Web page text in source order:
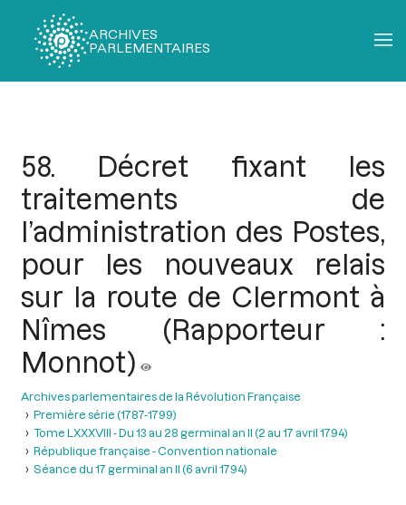
ARCHIVES
PARLEMENTAIRES
58. Décret fixant les
traitements de
l’administration des Postes,
pour les nouveaux relais
sur la route de Clermont à
Nîmes (Rapporteur :
Monnot)
Archives parlementaires de la Révolution Française
Première série (1787-1799)
Tome LXXXVIII - Du 13 au 28 germinal an II (2 au 17 avril 1794)
République française - Convention nationale
Séance du 17 germinal an II (6 avril 1794)